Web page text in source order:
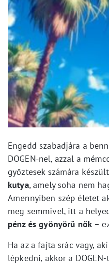
Engedd szabadjára a
DOGEN-nel, azzal a
győztesek számára
kutya, amely soha nem
Amennyiben szép életet
meg semmivel, itt a
pénz és gyönyörű nők –
Ha az a fajta srác vagy,
lépkedni, akkor a